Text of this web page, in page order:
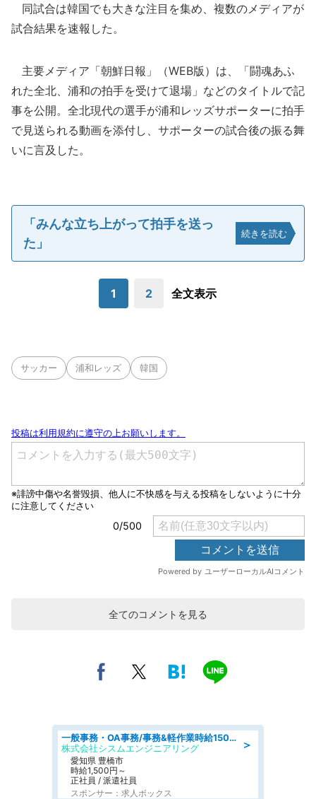
同試合は韓国でも大きな注目を集め、複数のメディアが
試合結果を速報した。
主要メディア「朝鮮日報」（WEB版）は、「闘魂あふ
れた全北、浦和の拍手を受けて退場」などのタイトルで記
事を公開。全北現代の選手が浦和レッズサポーターに拍手
で見送られる動画を添付し、サポーターの試合後の振る舞
いに言及した。
「みんな立ち上がって拍手を送っ
た」
続きを読む
1 2 全文表示
サッカー 浦和レッズ 韓国
全てのコメントを見る
＞
一般事務・OA事務/事務&軽作業時給1500円土日祝休み各種社保完備
株式会社シスムエンジニアリング
愛知県 豊橋市
時給1,500円～
正社員 / 派遣社員
スポンサー：求人ボックス